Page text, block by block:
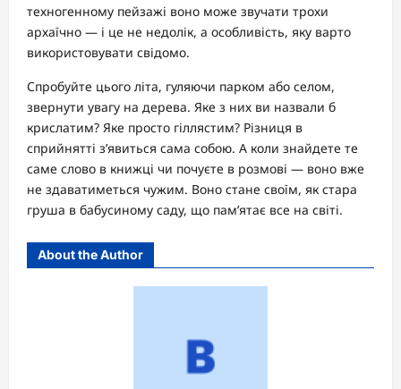
техногенному пейзажі воно може звучати трохи
архаїчно — і це не недолік, а особливість, яку варто
використовувати свідомо.
Спробуйте цього літа, гуляючи парком або селом,
звернути увагу на дерева. Яке з них ви назвали б
крислатим? Яке просто гіллястим? Різниця в
сприйнятті з’явиться сама собою. А коли знайдете те
саме слово в книжці чи почуєте в розмові — воно вже
не здаватиметься чужим. Воно стане своїм, як стара
груша в бабусиному саду, що пам’ятає все на світі.
About the Author